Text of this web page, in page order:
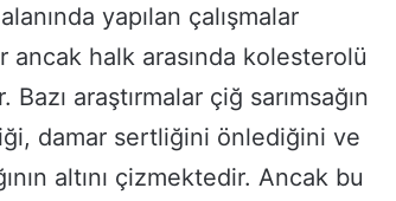
yapılan çalışmalar
halk arasında kolesterolü
Bazı araştırmalar çiğ sarımsağın
damar sertliğini önlediğini ve
altını çizmektedir. Ancak bu